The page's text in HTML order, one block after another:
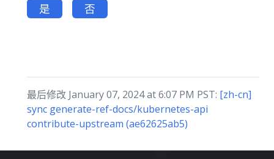
是 否
最后修改 January 07, 2024 at 6:07 PM PST: [zh-cn]
sync generate-ref-docs/kubernetes-api
contribute-upstream (ae62625ab5)